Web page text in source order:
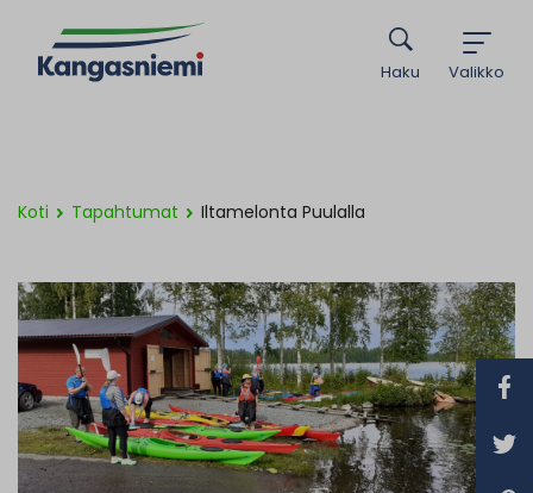
Valikko
Haku
Koti Tapahtumat Iltamelonta Puulalla